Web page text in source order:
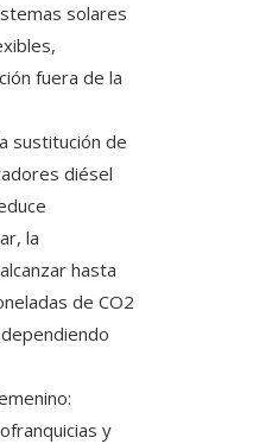
solares
fuera de la
sustitución de
diésel
la
hasta
de CO2
y